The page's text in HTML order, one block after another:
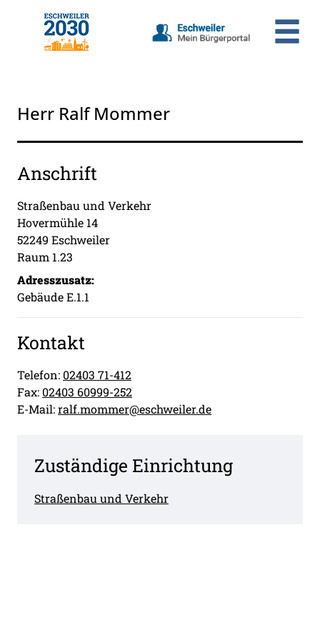
Zum Hauptinhalt springen
Herr Ralf Mommer
Anschrift
Straßenbau und Verkehr
Hovermühle 14
52249 Eschweiler
Raum 1.23
Adresszusatz:
Gebäude E.1.1
Kontakt
Telefon: 02403 71-412
Fax: 02403 60999-252
E-Mail:ralf.mommer@eschweiler.de
Zuständige Einrichtung
Straßenbau und Verkehr